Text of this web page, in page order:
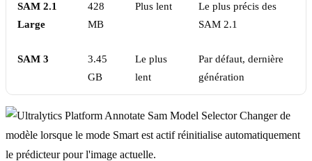
SAM 2.1
Large
428
MB
Plus lent
Le plus précis des
SAM 2.1
SAM 3
3.45
GB
Le plus
lent
Par défaut, dernière
génération
Changer de
modèle lorsque le mode Smart est actif réinitialise automatiquement
le prédicteur pour l'image actuelle.